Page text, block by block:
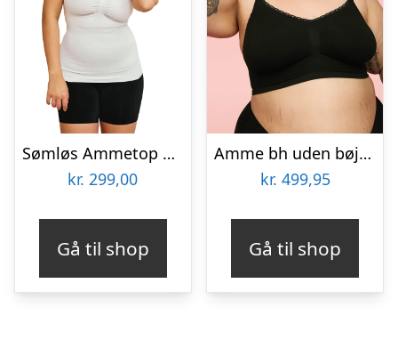
Sømløs Ammetop Med Shapewear – Hvid – XL
kr. 299,00
Gå til shop
Amme bh uden bøjle h-k skål – black / l/xl – h-k
kr. 499,95
Gå til shop